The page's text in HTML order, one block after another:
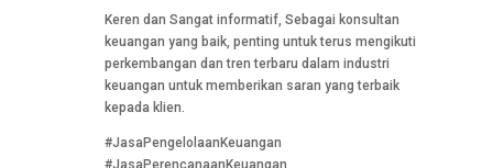
Keren dan Sangat informatif, Sebagai konsultan
keuangan yang baik, penting untuk terus mengikuti
perkembangan dan tren terbaru dalam industri
keuangan untuk memberikan saran yang terbaik
kepada klien.
#JasaPengelolaanKeuangan
#JasaPerencanaanKeuangan